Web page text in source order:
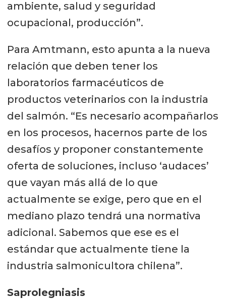
ambiente, salud y seguridad
ocupacional, producción”.
Para Amtmann, esto apunta a la nueva
relación que deben tener los
laboratorios farmacéuticos de
productos veterinarios con la industria
del salmón. “Es necesario acompañarlos
en los procesos, hacernos parte de los
desafíos y proponer constantemente
oferta de soluciones, incluso ‘audaces’
que vayan más allá de lo que
actualmente se exige, pero que en el
mediano plazo tendrá una normativa
adicional. Sabemos que ese es el
estándar que actualmente tiene la
industria salmonicultora chilena”.
Saprolegniasis